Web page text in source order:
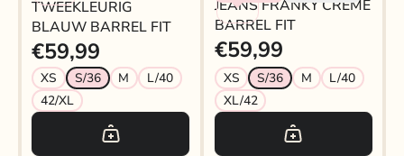
TWEEKLEURIG
BLAUW BARREL FIT
€59,99
XS S/36 M
L/40
42/XL
JEANS FRANKY CRÈME
BARREL FIT
€59,99
XS S/36 M
L/40
XL/42